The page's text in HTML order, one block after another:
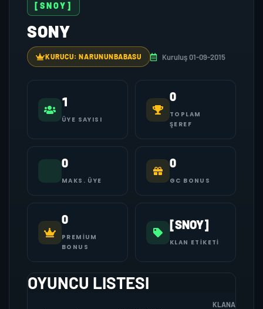
[SNOY]
SONY
KURUCU: NARUNUNBABASU Kuruluş 01-09-2015
1
ÜYE SAYISI
0
TOPLAM
ŞEREF
0
MAKS. ÜYE
0
GC BONUS
0
PREMIUM
BONUS
[SNOY]
KLAN ETIKETI
OYUNCU LISTESI
KLANA